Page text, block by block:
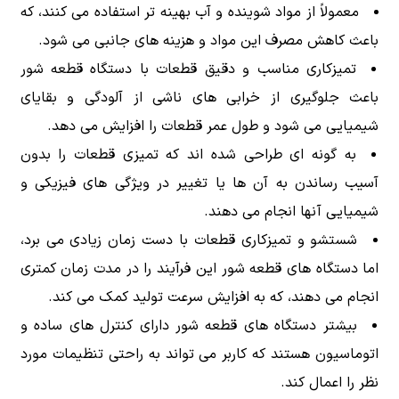
معمولاً از مواد شوینده و آب بهینه تر استفاده می کنند، که
باعث کاهش مصرف این مواد و هزینه های جانبی می شود.
تمیزکاری مناسب و دقیق قطعات با دستگاه قطعه شور
باعث جلوگیری از خرابی های ناشی از آلودگی و بقایای
شیمیایی می شود و طول عمر قطعات را افزایش می دهد.
به گونه ای طراحی شده اند که تمیزی قطعات را بدون
آسیب رساندن به آن ها یا تغییر در ویژگی های فیزیکی و
شیمیایی آنها انجام می دهند.
شستشو و تمیزکاری قطعات با دست زمان زیادی می برد،
اما دستگاه های قطعه شور این فرآیند را در مدت زمان کمتری
انجام می دهند، که به افزایش سرعت تولید کمک می کند.
بیشتر دستگاه های قطعه شور دارای کنترل های ساده و
اتوماسیون هستند که کاربر می تواند به راحتی تنظیمات مورد
نظر را اعمال کند.